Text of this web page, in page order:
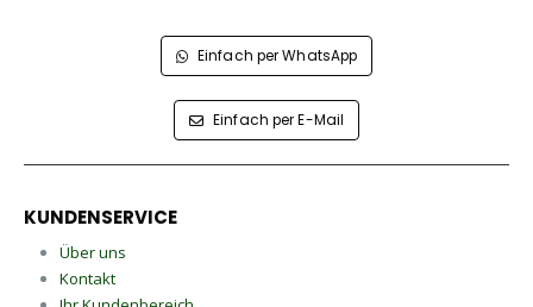
Einfach per WhatsApp
Einfach per E-Mail
KUNDENSERVICE
Über uns
Kontakt